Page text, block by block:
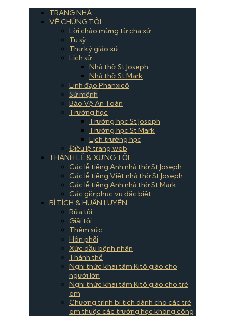
TRANG NHÀ
VỀ CHÚNG TÔI
Lời chào mừng từ cha xứ
Tu sỹ
Thư ký giáo xứ
Lịch sử
Nhà thờ St Joseph
Nhà thờ St Mark
Linh đạo Phanxicô
Sứ mệnh
Bảo Vệ An Toàn
Trường học
Trường học St Joseph
Trường học St Mark
Lịch trường học
Điều lệ trang web
THÁNH LỄ & XƯNG TỘI
Các lễ tiếng Anh nhà thờ St Joseph
Các lễ tiếng Việt nhà thờ St Joseph
Các lễ tiếng Anh nhà thờ St Mark
Các giờ phục vụ đặc biệt
BÍ TÍCH & HUẤN LUYỆN
Rửa tội
Giải tội
Thêm sức
Hôn phối
Xức dầu bệnh nhân
Thánh thể
Nghi thức khai tâm Kitô giáo cho
người lớn
Nghi thức khai tâm Kitô giáo cho trẻ
em
Chương trình bí tích dành cho các trẻ
em thuộc các trường học không công